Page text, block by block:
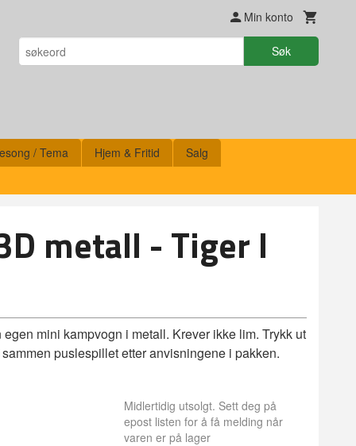
Min konto
Søk
/ Tema Hjem & Fritid Salg
metall - Tiger I
mini kampvogn i metall. Krever ikke lim. Trykk ut
puslespillet etter anvisningene i pakken.
Midlertidig utsolgt. Sett deg på
epost listen for å få melding når
varen er på lager